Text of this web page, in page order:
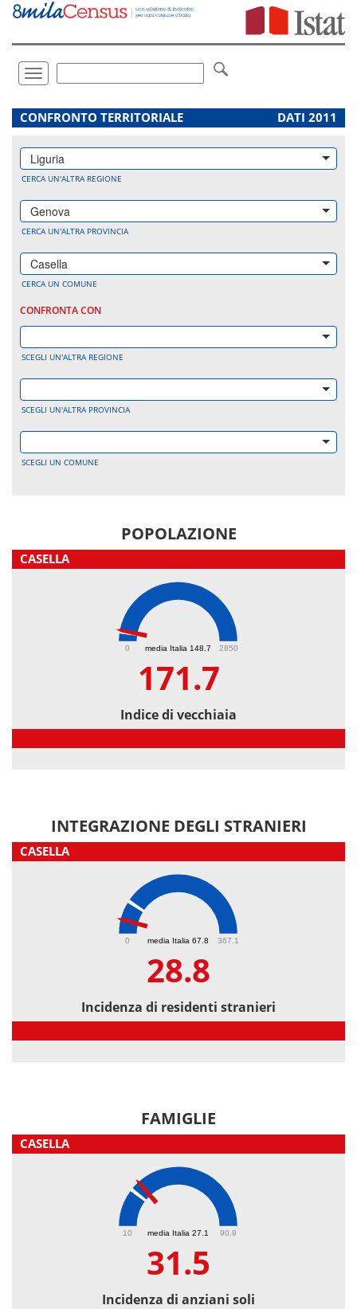
Vai
direttamente
Toggle
navigation
.
CONFRONTO TERRITORIALE DATI 2011
Liguria
CERCA UN'ALTRA REGIONE
Genova
CERCA UN'ALTRA PROVINCIA
Casella
CERCA UN COMUNE
CONFRONTA CON
SCEGLI UN'ALTRA REGIONE
SCEGLI UN'ALTRA PROVINCIA
SCEGLI UN COMUNE
POPOLAZIONE
CASELLA
media Italia 148.7
0 2850
171.7
Indice di vecchiaia
INTEGRAZIONE DEGLI STRANIERI
CASELLA
media Italia 67.8
0 367.1
28.8
Incidenza di residenti stranieri
FAMIGLIE
CASELLA
media Italia 27.1
10 90.9
31.5
Incidenza di anziani soli